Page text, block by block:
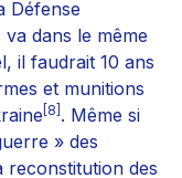
Défense
dans le même
il faudrait 10 ans
et munitions
[8] . Même si
» des
reconstitution des